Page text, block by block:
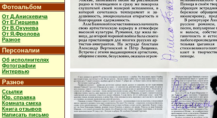
Фотоальбом
От Д.Анискевича
От Е.Гиршева
От В.Окунева
От Я.Фролова
Разное
Персоналии
Об исполнителях
Фотографии
Интервью
Разное
Ссылки
Юр. справка
Комната смеха
Книга отзывов
Написать письмо